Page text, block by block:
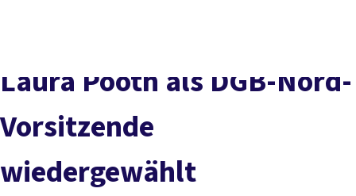
Service
Mitmachen
Laura Pooth als DGB-Nord-
Vorsitzende
wiedergewählt